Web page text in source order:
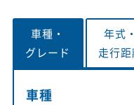
車種・
グレード
年式・
走行
車種